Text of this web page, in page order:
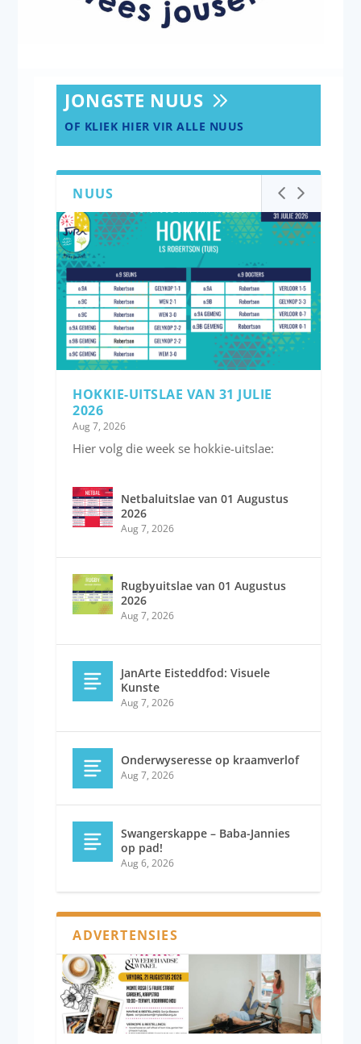
JONGSTE NUUS
OF KLIEK HIER VIR ALLE NUUS
NUUS
HOKKIE-UITSLAE VAN 31 JULIE
2026
Aug 7, 2026
Hier volg die week se hokkie-uitslae:
Netbaluitslae van 01 Augustus
2026
Aug 7, 2026
Rugbyuitslae van 01 Augustus
2026
Aug 7, 2026
JanArte Eisteddfod: Visuele
Kunste
Aug 7, 2026
Onderwyseresse op kraamverlof
Aug 7, 2026
Swangerskappe – Baba-Jannies
op pad!
Aug 6, 2026
ADVERTENSIES